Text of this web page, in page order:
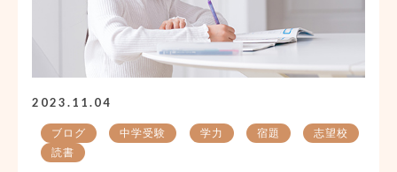
2023.11.04
ブログ 中学受験 学力 宿題
志望校
読書